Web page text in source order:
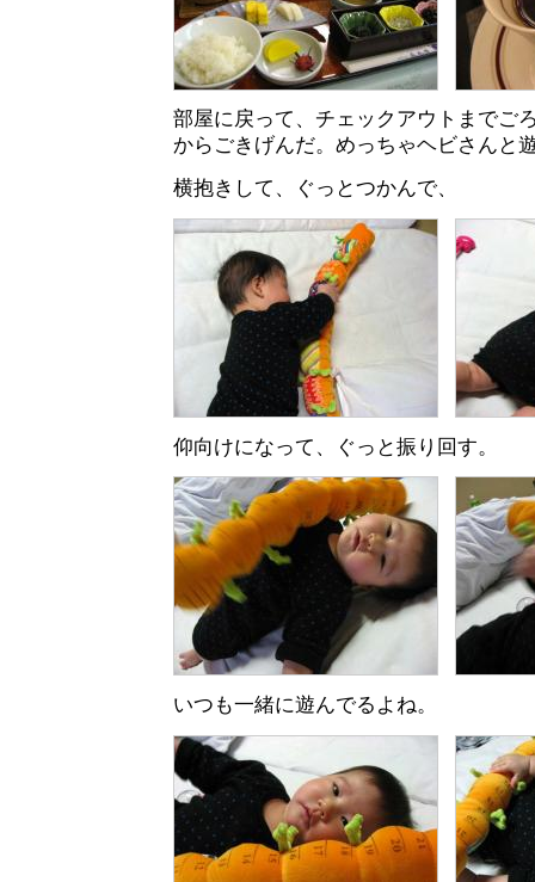
部屋に戻って、チェックアウトまでご
からごきげんだ。めっちゃヘビさんと
横抱きして、ぐっとつかんで、
仰向けになって、ぐっと振り回す。
いつも一緒に遊んでるよね。